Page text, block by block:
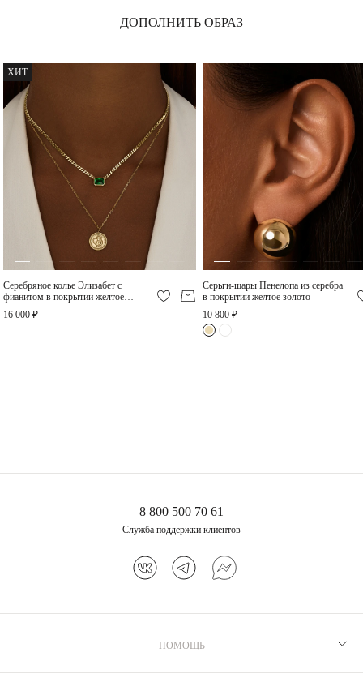
серебра в покрытии
8 320 ₽
в покрытии желтое
покрытии желтое золото
ДОПОЛНИТЬ ОБРАЗ
ХИТ
Серебряное колье Элизабет с
фианитом в покрытии желтое
золото
16 000 ₽
Серьги-шары Пенелопа из серебра
в покрытии желтое золото
10 800 ₽
8 800 500 70 61
Служба поддержки клиентов
ПОМОЩЬ
Рекомендации по уходу